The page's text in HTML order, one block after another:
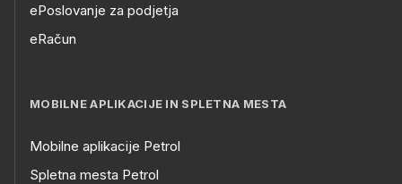
ePoslovanje za podjetja
eRačun
MOBILNE APLIKACIJE IN SPLETNA MESTA
Mobilne aplikacije Petrol
Spletna mesta Petrol